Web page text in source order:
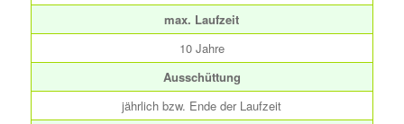
max. Laufzeit
10 Jahre
Ausschüttung
jährlich bzw. Ende der Laufzeit